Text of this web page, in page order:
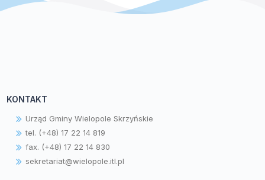
KONTAKT
Urząd Gminy Wielopole Skrzyńskie
tel. (+48) 17 22 14 819
fax. (+48) 17 22 14 830
sekretariat@wielopole.itl.pl